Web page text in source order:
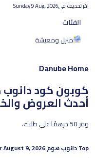
اخر تحديف فيSunday 9 Aug, 2026
الفئات
منزل ومعيشة
Danube Home
كوبون كود
أحدث العروض
وفر 50 درهمًا على طلبك.
Topدانوب هومUAE Promo Codes for
August 9, 2026